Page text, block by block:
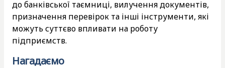
до банківської таємниці, вилучення документів,
призначення перевірок та інші інструменти, які
можуть суттєво впливати на роботу
підприємств.
Нагадаємо